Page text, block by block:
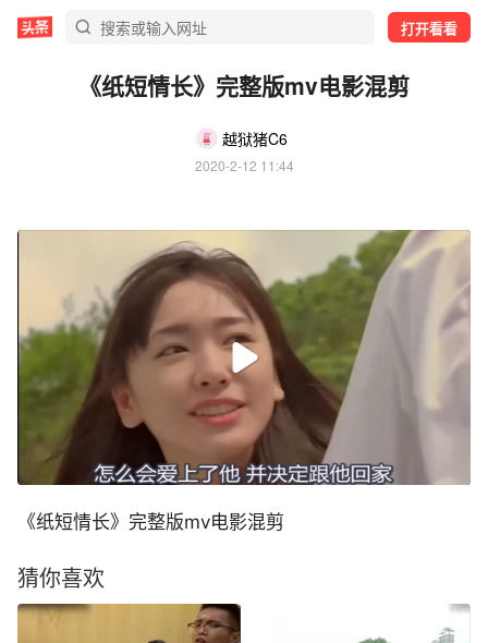
打开看看
《纸短情长》完整版mv电影混剪
越狱猪C6
2020-2-12 11:44
《纸短情长》完整版mv电影混剪
猜你喜欢